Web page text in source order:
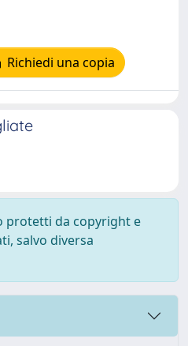
Richiedi una copia
protetti da copyright e
salvo diversa